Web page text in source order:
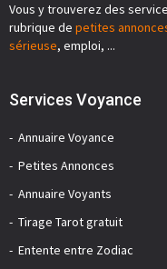
Vous y trouverez des
rubrique de petites
sérieuse, emploi, ...
Services Voyance
Annuaire Voyance
Petites Annonces
Annuaire Voyants
Tirage Tarot gratuit
Entente entre Zodiac